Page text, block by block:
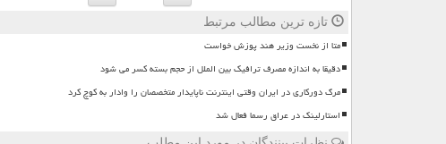
تازه ترین مطالب مرتبط
متا از نخست وزیر هند پوزش خواست
دقیقا به اندازه مصرف ترافیک بین الملل از حجم بسته کسر می شود
مرگ دورکاری در ایران وقتی اینترنت ناپایدار متخصصان را وادار به کوچ کرد
استارلینک در عراق رسما فعال شد